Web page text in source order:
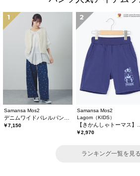
1
Samansa Mos2
￥7,150
2
Samansa Mos2
Lagom（KIDS）
￥2,970
ランキング一覧を見る